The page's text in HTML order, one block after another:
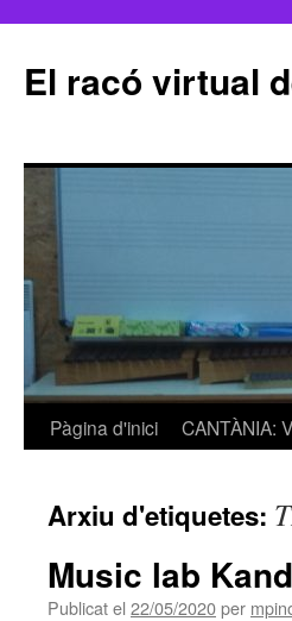
El racó virtual
Vés
contingut
Pàgina d'inici CANTÀNIA:
Arxiu d'etiquetes:
Music lab
Publicat el 22/05/2020per